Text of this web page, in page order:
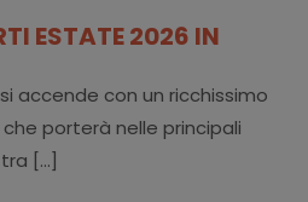
ESTATE 2026 IN
accende con un ricchissimo
porterà nelle principali
[...]